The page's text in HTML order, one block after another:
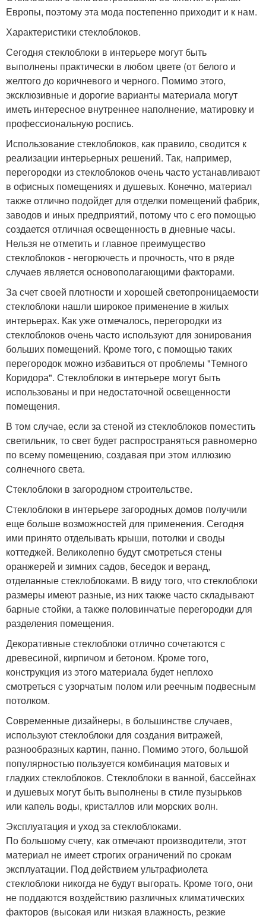
Европы, поэтому эта мода постепенно приходит и к нам.
Характеристики стеклоблоков.
Сегодня стеклоблоки в интерьере могут быть
выполнены практически в любом цвете (от белого и
желтого до коричневого и черного. Помимо этого,
эксклюзивные и дорогие варианты материала могут
иметь интересное внутреннее наполнение, матировку и
профессиональную роспись.
Использование стеклоблоков, как правило, сводится к
реализации интерьерных решений. Так, например,
перегородки из стеклоблоков очень часто устанавливают
в офисных помещениях и душевых. Конечно, материал
также отлично подойдет для отделки помещений фабрик,
заводов и иных предприятий, потому что с его помощью
создается отличная освещенность в дневные часы.
Нельзя не отметить и главное преимущество
стеклоблоков - негорючесть и прочность, что в ряде
случаев является основополагающими факторами.
За счет своей плотности и хорошей светопроницаемости
стеклоблоки нашли широкое применение в жилых
интерьерах. Как уже отмечалось, перегородки из
стеклоблоков очень часто используют для зонирования
больших помещений. Кроме того, с помощью таких
перегородок можно избавиться от проблемы "Темного
Коридора". Стеклоблоки в интерьере могут быть
использованы и при недостаточной освещенности
помещения.
В том случае, если за стеной из стеклоблоков поместить
светильник, то свет будет распространяться равномерно
по всему помещению, создавая при этом иллюзию
солнечного света.
Стеклоблоки в загородном строительстве.
Стеклоблоки в интерьере загородных домов получили
еще больше возможностей для применения. Сегодня
ими принято отделывать крыши, потолки и своды
коттеджей. Великолепно будут смотреться стены
оранжерей и зимних садов, беседок и веранд,
отделанные стеклоблоками. В виду того, что стеклоблоки
размеры имеют разные, из них также часто складывают
барные стойки, а также половинчатые перегородки для
разделения помещения.
Декоративные стеклоблоки отлично сочетаются с
древесиной, кирпичом и бетоном. Кроме того,
конструкция из этого материала будет неплохо
смотреться с узорчатым полом или реечным подвесным
потолком.
Современные дизайнеры, в большинстве случаев,
используют стеклоблоки для создания витражей,
разнообразных картин, панно. Помимо этого, большой
популярностью пользуется комбинация матовых и
гладких стеклоблоков. Стеклоблоки в ванной, бассейнах
и душевых могут быть выполнены в стиле пузырьков
или капель воды, кристаллов или морских волн.
Эксплуатация и уход за стеклоблоками.
По большому счету, как отмечают производители, этот
материал не имеет строгих ограничений по срокам
эксплуатации. Под действием ультрафиолета
стеклоблоки никогда не будут выгорать. Кроме того, они
не поддаются воздействию различных климатических
факторов (высокая или низкая влажность, резкие